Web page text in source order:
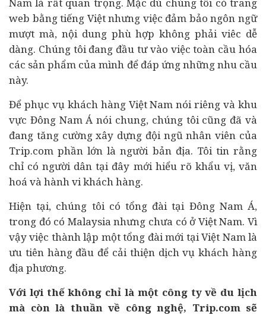
web bằng tiếng Việt nhưng việc đảm bảo ngôn ngữ
mượt mà, nội dung phù hợp không phải viêc dễ
dàng. Chúng tôi đang đầu tưvào việc toàn cầu hóa
các sản phẩm của mình để đáp ứng những nhu cầu
này.
Để phục vụ khách hàng Việt Nam nói riêng và khu
vực Đông Nam Á nói chung, chúng tôi cũng đã và
đang tăng cường xây dựng đội ngũ nhân viên của
Trip.com phần lớn là người bản địa. Tôi tin rằng
chỉ có người dân tại đây mới hiểu rõ khẩu vị, văn
hoá và hành vi khách hàng.
Hiện tại, chúng tôi có tổng đài tại Đông Nam Á,
trong đó có Malaysia nhưng chưa có ở Việt Nam. Vì
vậy việc thành lập một tổng đài mới tại Việt Nam là
ưu tiên hàng đầu để cải thiện dịch vụ khách hàng
địa phương.
Với lợi thế không chỉ là một công ty về du lịch
mà còn là thuần về công nghệ, Trip.com sẽ